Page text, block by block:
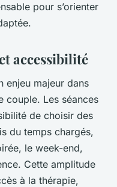
pour s’orienter
accessibilité
enjeu majeur dans
couple. Les séances
de choisir des
du temps chargés,
le week-end,
Cette amplitude
à la thérapie,